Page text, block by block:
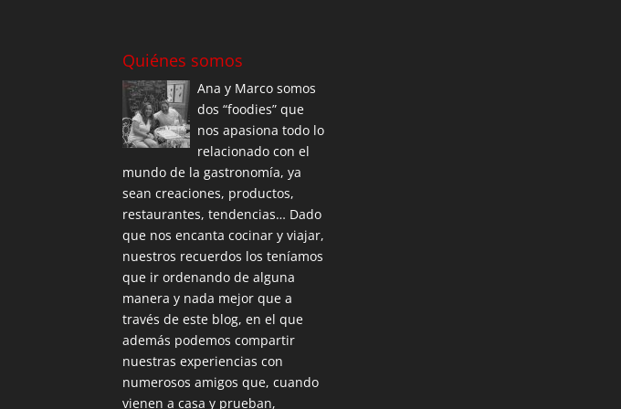
Quiénes somos
Ana y Marco somos
dos “foodies” que
nos apasiona todo lo
relacionado con el
mundo de la gastronomía, ya
sean creaciones, productos,
restaurantes, tendencias… Dado
que nos encanta cocinar y viajar,
nuestros recuerdos los teníamos
que ir ordenando de alguna
manera y nada mejor que a
través de este blog, en el que
además podemos compartir
nuestras experiencias con
numerosos amigos que, cuando
vienen a casa y prueban,